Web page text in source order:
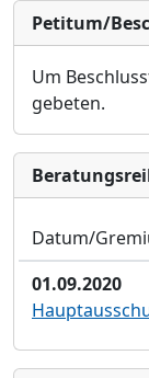
Petitum/
Um
gebeten.
Datum/
01.09.2020